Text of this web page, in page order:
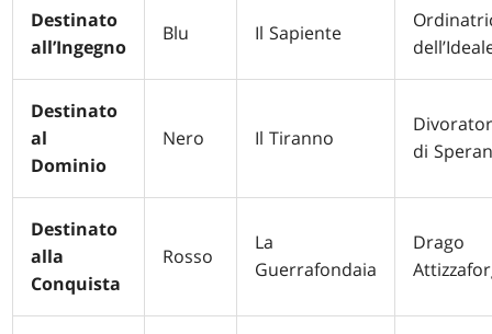
Destinato
all’Ingegno
Blu Il Sapiente
Destinato
al
Dominio
Nero Il Tiranno
di
Destinato
alla
Conquista
Rosso
La
Guerrafondaia
Drago